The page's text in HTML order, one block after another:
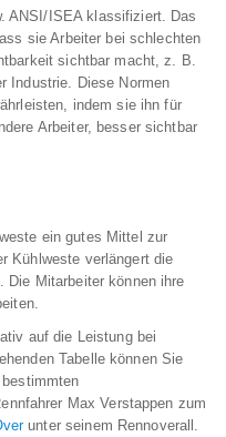
ANSI/ISEA klassifiziert. Das
sie Arbeiter bei schlechten
sichtbar macht, z. B.
Industrie. Diese Normen
indem sie ihn für
Arbeiter, besser sichtbar
ein gutes Mittel zur
Kühlweste verlängert die
Mitarbeiter können ihre
auf die Leistung bei
Tabelle können Sie
Max Verstappen zum
unter seinem Rennoverall.